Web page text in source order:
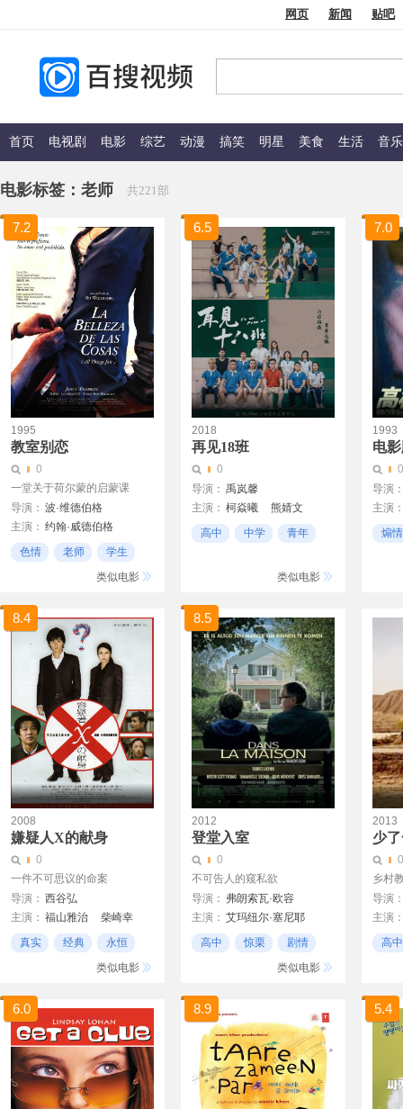
网页 新闻 贴吧
首页 电视剧 电影 综艺 动漫 搞笑 明星 美食 生活 音乐
电影标签： 老师 共221部
7.2
1995
教室别恋
0
一堂关于荷尔蒙的启蒙课
导演： 波·维德伯格
主演： 约翰·威德伯格
Thomaz Ransmyr
色情 老师
学生
类似电影
6.5
2018
再见18班
0
导演： 禹岚馨
主演： 柯焱曦
熊婧文
秦海
高中 中学 青年
类似电影
7.0
1993
电
0
导演
主演
遠山煽情
8.4
2008
嫌疑人X的献身
0
一件不可思议的命案
导演： 西谷弘
主演： 福山雅治
柴崎幸
堤真一
松雪泰子
真实 经典
永恒
类似电影
8.5
2012
登堂入室
0
不可告人的窥私欲
导演： 弗朗索瓦·欧容
主演： 艾玛纽尔·塞尼耶
克里斯汀·斯科特·托马斯
高中 惊栗
剧情
类似电影
2013
少
0
乡村
导演
主演
高中
6.0 8.9 5.4